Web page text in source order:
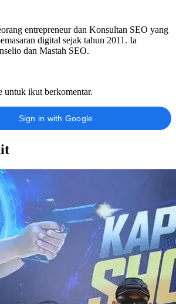
entrepreneur dan Konsultan SEO yang
digital sejak tahun 2011. Ia
dan Mastah SEO.
untuk ikut berkomentar.
Sign in with Google